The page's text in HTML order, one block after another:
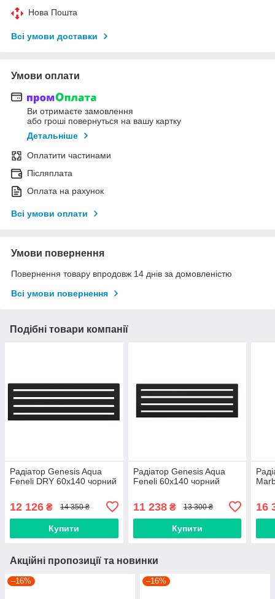
Нова Пошта
Всі умови доставки
Умови оплати
Ви отримаєте замовлення
або гроші повернуться на вашу картку
Детальніше
Оплатити частинами
Післяплата
Оплата на рахунок
Всі умови оплати
Умови повернення
Повернення товару впродовж 14 днів за домовленістю
Всі умови повернення
Подібні товари компанії
Радіатор Genesis Aqua
Feneli DRY 60x140 чорний
12 126 ₴ 14 350 ₴
Купити
Радіатор Genesis Aqua
Feneli 60x140 чорний
11 238₴ 13 300 ₴
Купити
16
Акційні пропозиції та новинки
–16% –16%